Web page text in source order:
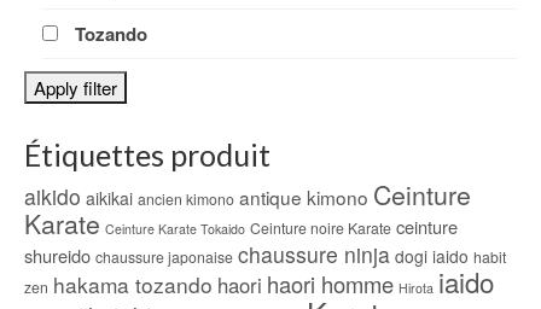
Tozando
Apply filter
Étiquettes produit
aikido aikikai ancien kimono antique kimono Ceinture
Karate Ceinture Karate Tokaido Ceinture noire Karate ceinture
shureido chaussure japonaise chaussure ninja dogi iaido habit
zen hakama tozando haori haori homme Hirota iaido